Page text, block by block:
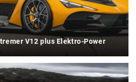
V12 plus Elektro-Power